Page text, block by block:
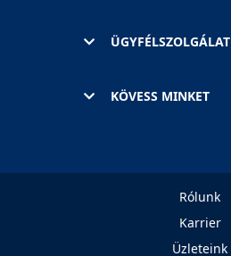
ÜGYFÉLSZOLGÁLAT
KÖVESS MINKET
Rólunk
Karrier
Üzleteink